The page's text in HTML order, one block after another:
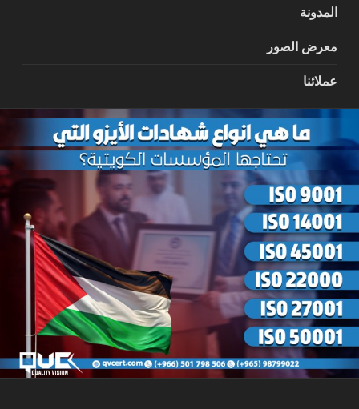
المدونة
معرض الصور
عملائنا